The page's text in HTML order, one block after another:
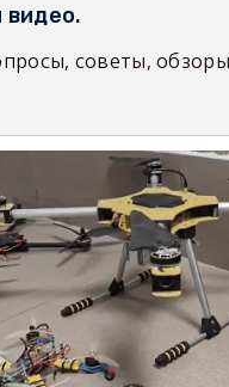
видео.
советы,